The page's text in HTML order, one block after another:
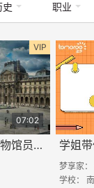
史 职业
VIP
07:02
博物馆工作者：博物馆员的酷与苦 学姐
梦享家
学校：